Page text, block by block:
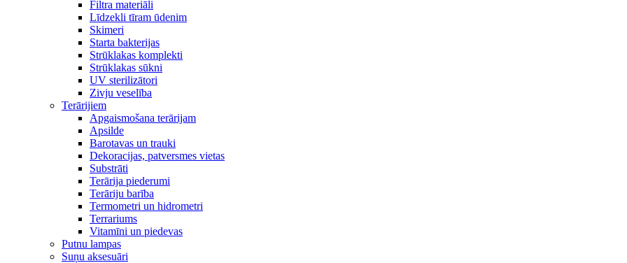
Filtra materiāli
Līdzekli tīram ūdenim
Skimeri
Starta bakterijas
Strūklakas komplekti
Strūklakas sūkni
UV sterilizātori
Zivju veselība
Terārijiem
Apgaismošana terārijam
Apsilde
Barotavas un trauki
Dekoracijas, patversmes vietas
Substrāti
Terārija piederumi
Terāriju barība
Termometri un hidrometri
Terrariums
Vitamīni un piedevas
Putnu lampas
Suņu aksesuāri